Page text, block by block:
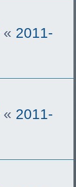
« 2011-
« 2011-